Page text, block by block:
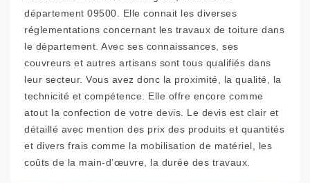
département 09500. Elle connait les diverses
réglementations concernant les travaux de toiture dans
le département. Avec ses connaissances, ses
couvreurs et autres artisans sont tous qualifiés dans
leur secteur. Vous avez donc la proximité, la qualité, la
technicité et compétence. Elle offre encore comme
atout la confection de votre devis. Le devis est clair et
détaillé avec mention des prix des produits et quantités
et divers frais comme la mobilisation de matériel, les
coûts de la main-d’œuvre, la durée des travaux.